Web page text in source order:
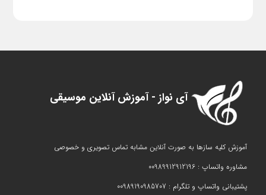
آی نواز - آموزش آنلاین موسیقی
آموزش کلیه سازها به صورت آنلاین مشابه تماس تصویری و خصوصی
مشاوره واتساپ : 00989912912196
پشتیبانی واتساپ و تلگرام : 00989190985707